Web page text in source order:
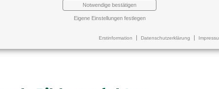
bundesweit
Ausbildungsvergütungen sind im
In vi...
Notwendige bestätigen
Eigene Einstellungen festlegen
Erstinformation Datenschutzerklärung
schützt sowohl
Forderung prüft und daraufhin
Sach-Sach-
Auf dieser Landingpage